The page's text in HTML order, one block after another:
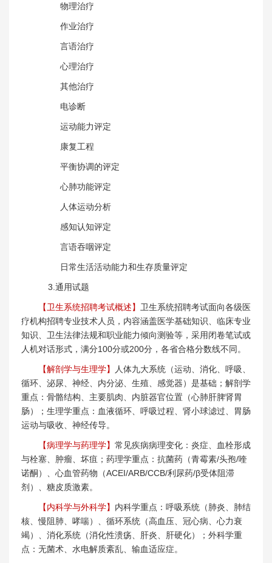
物理治疗
作业治疗
言语治疗
心理治疗
其他治疗
电诊断
运动能力评定
康复工程
平衡协调的评定
心肺功能评定
人体运动分析
感知认知评定
言语吞咽评定
日常生活活动能力和生存质量评定
3.通用试题
【卫生系统招聘考试概述】 卫生系统招聘考试面向各级医
疗机构招聘专业技术人员，内容涵盖医学基础知识、临床专业
知识、卫生法律法规和职业能力倾向测验等，采用闭卷笔试或
人机对话形式，满分100分或200分，各省合格分数线不同。
【解剖学与生理学】
人体九大系统（运动、消化、呼吸、
循环、泌尿、神经、内分泌、生殖、感觉器）是基础；解剖学
重点：骨骼结构、主要肌肉、内脏器官位置（心肺肝脾肾胃
肠）；生理学重点：血液循环、呼吸过程、肾小球滤过、胃肠
运动与吸收、神经传导。
【病理学与药理学】 常见疾病病理变化：炎症、血栓形成
与栓塞、肿瘤、坏疽；药理学重点：抗菌药（青霉素/头孢/喹
诺酮）、心血管药物（ACEI/ARB/CCB/利尿药/β受体阻滞
剂）、糖皮质激素。
【内科学与外科学】 内科学重点：呼吸系统（肺炎、肺结
核、慢阻肺、哮喘）、循环系统（高血压、冠心病、心力衰
竭）、消化系统（消化性溃疡、肝炎、肝硬化）；外科学重
点：无菌术、水电解质紊乱、输血适应症。